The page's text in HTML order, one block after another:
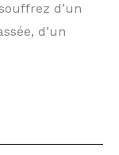
d’un
d’un